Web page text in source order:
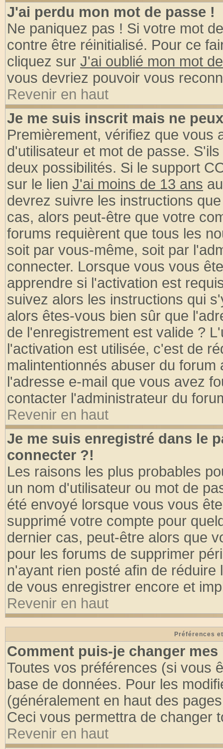
J'ai perdu mon mot de passe !
Ne paniquez pas ! Si votre mot
contre être réinitialisé. Pour ce
cliquez sur J'ai oublié mon mot
vous devriez pouvoir vous
Revenir en haut
Je me suis inscrit mais ne
Premièrement, vérifiez que vous
d'utilisateur et mot de passe.
deux possibilités. Si le support
sur le lien J'ai moins de 13 ans
devrez suivre les instructions
cas, alors peut-être que votre
forums requièrent que tous les
soit par vous-même, soit par
connecter. Lorsque vous vous
apprendre si l'activation est
suivez alors les instructions qui
alors êtes-vous bien sûr que
de l'enregistrement est valide ?
l'activation est utilisée, c'est de
malintentionnés abuser du
l'adresse e-mail que vous avez
contacter l'administrateur du
Revenir en haut
Je me suis enregistré dans le
connecter ?!
Les raisons les plus probables
un nom d'utilisateur ou mot de
été envoyé lorsque vous vous
supprimé votre compte pour
dernier cas, peut-être alors que
pour les forums de supprimer
n'ayant rien posté afin de
de vous enregistrer encore et
Revenir en haut
Préférences
Comment puis-je changer mes
Toutes vos préférences (si vous
base de données. Pour les
(généralement en haut des
Ceci vous permettra de changer
Revenir en haut